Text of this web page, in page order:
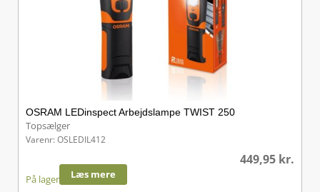
OSRAM LEDinspect Arbejdslampe TWIST 250
Topsælger
Varenr: OSLEDIL412
449,95 kr.
På lager Læs mere